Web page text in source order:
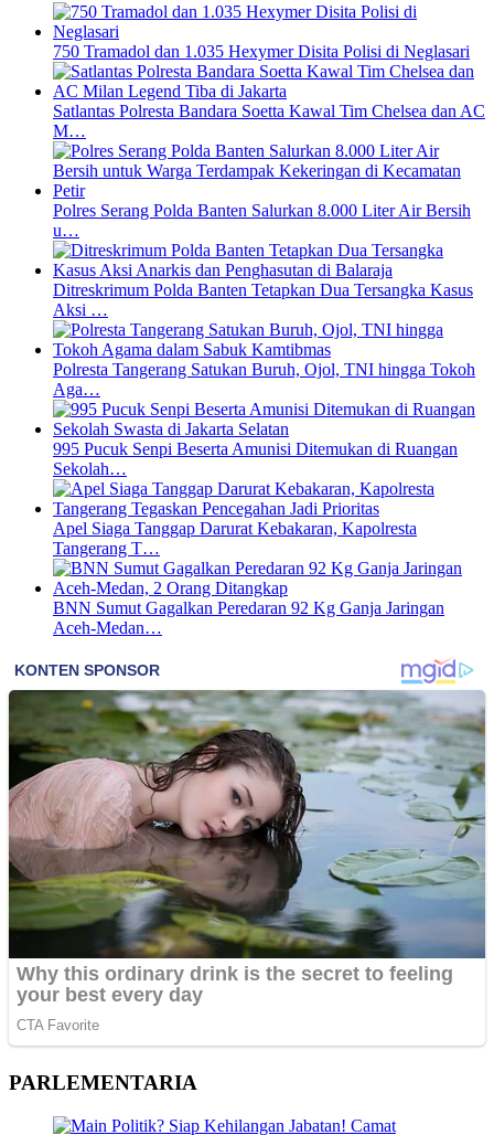
750 Tramadol dan 1.035 Hexymer Disita Polisi di Neglasari
Satlantas Polresta Bandara Soetta Kawal Tim Chelsea dan AC
M…
Polres Serang Polda Banten Salurkan 8.000 Liter Air Bersih
u…
Ditreskrimum Polda Banten Tetapkan Dua Tersangka Kasus
Aksi …
Polresta Tangerang Satukan Buruh, Ojol, TNI hingga Tokoh
Aga…
995 Pucuk Senpi Beserta Amunisi Ditemukan di Ruangan
Sekolah…
Apel Siaga Tanggap Darurat Kebakaran, Kapolresta
Tangerang T…
BNN Sumut Gagalkan Peredaran 92 Kg Ganja Jaringan
Aceh-Medan…
PARLEMENTARIA